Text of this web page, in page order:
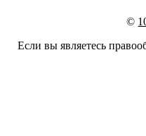
©
Если вы являетесь